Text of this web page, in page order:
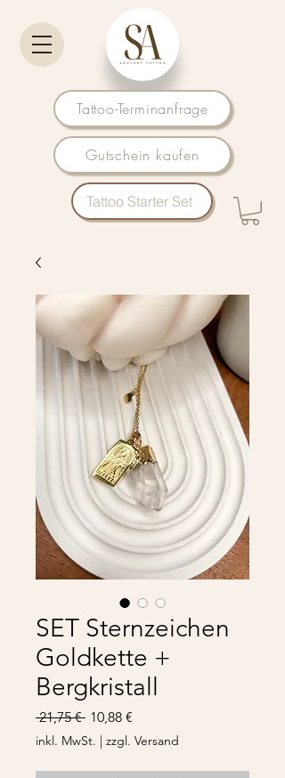
Tattoo-Terminanfrage
Gutschein kaufen
Tattoo Starter Set
SET Sternzeichen
Goldkette +
Bergkristall
21,75 € Standardpreis
10,88 €
Preis
inkl. MwSt. | zzgl. Versand